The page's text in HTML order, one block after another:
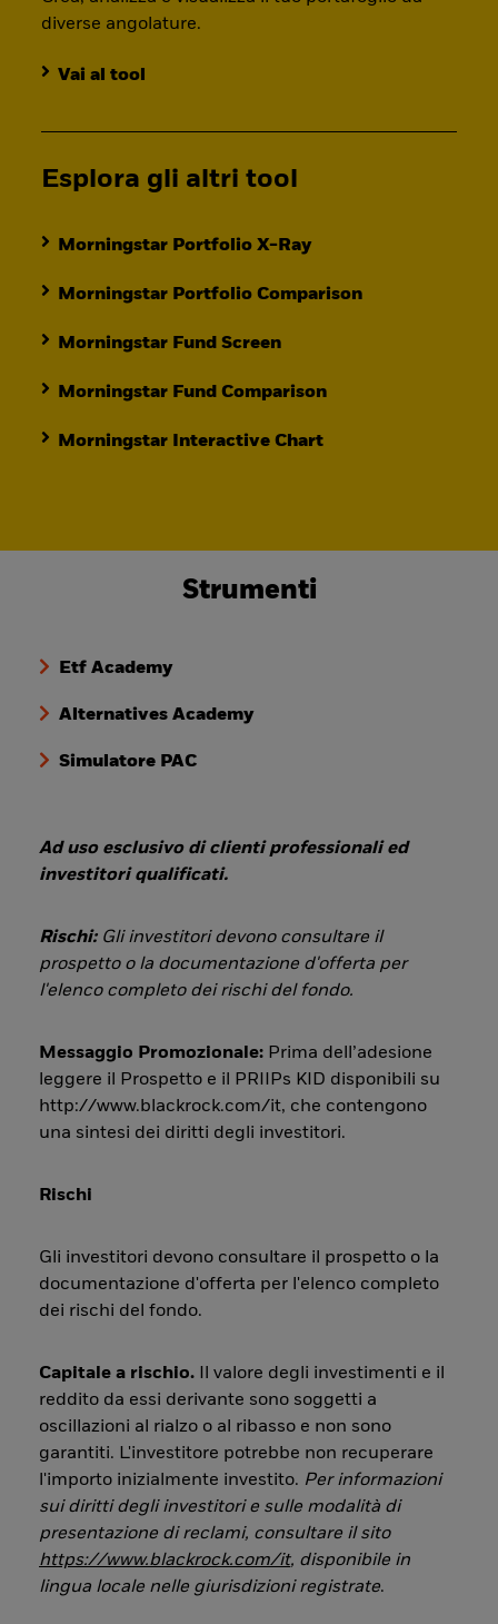
diverse angolature.
Vai al tool
Esplora gli altri tool
Morningstar Portfolio X-Ray
Morningstar Portfolio Comparison
Morningstar Fund Screen
Morningstar Fund Comparison
Morningstar Interactive Chart
Strumenti
Etf Academy
Alternatives Academy
Simulatore PAC
Ad uso esclusivo di clienti professionali ed
investitori qualificati.
Rischi: Gli investitori devono consultare il
prospetto o la documentazione d'offerta per
l'elenco completo dei rischi del fondo.
Messaggio Promozionale: Prima dell’adesione
leggere il Prospetto e il PRIIPs KID disponibili su
http://www.blackrock.com/it, che contengono
una sintesi dei diritti degli investitori.
Rischi
Gli investitori devono consultare il prospetto o la
documentazione d'offerta per l'elenco completo
dei rischi del fondo.
Capitale a rischio. Il valore degli investimenti e il
reddito da essi derivante sono soggetti a
oscillazioni al rialzo o al ribasso e non sono
garantiti. L'investitore potrebbe non recuperare
l'importo inizialmente investito. Per informazioni
sui diritti degli investitori e sulle modalità di
presentazione di reclami, consultare il sito
https://www.blackrock.com/it, disponibile in
lingua locale nelle giurisdizioni registrate.